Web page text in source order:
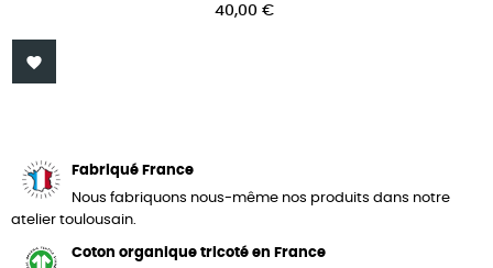
Prix
40,00 €

Fabriqué France
Nous fabriquons nous-même nos produits dans notre
atelier toulousain.
Coton organique tricoté en France